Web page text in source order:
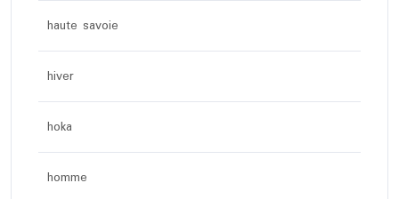
haute savoie
hiver
hoka
homme